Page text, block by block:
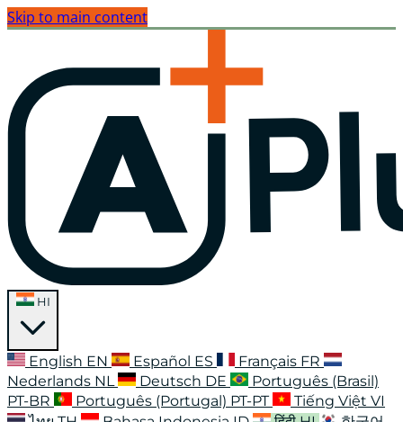
Skip to main content
English EN Español ES Français FR
Nederlands NL Deutsch DE
Português (Brasil)
PT-BR
Português (Portugal) PT-PT Tiếng Việt VI